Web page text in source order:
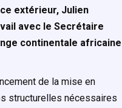
extérieur, Julien
avec le Secrétaire
continentale africaine
de la mise en
structurelles nécessaires